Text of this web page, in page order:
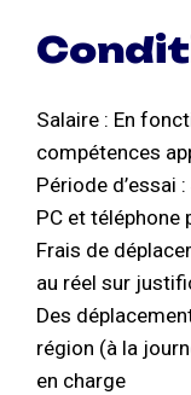
Salaire : En
compétences
Période d’essai
PC et téléphone
Frais de
au réel sur
Des
région (à la
en charge